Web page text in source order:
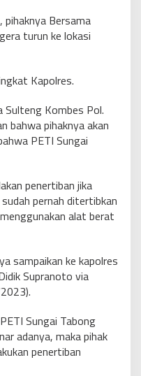
pihaknya Bersama
turun ke lokasi
Kapolres.
Sulteng Kombes Pol.
bahwa pihaknya akan
PETI Sungai
penertiban jika
pernah ditertibkan
alat berat
sampaikan ke kapolres
Supranoto via
Sungai Tabong
adanya, maka pihak
penertiban